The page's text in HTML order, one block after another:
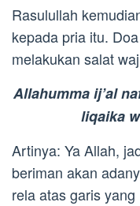
Rasulullah
kepada pria itu.
melakukan salat
Allahumma ij’al
liqaika
Artinya: Ya Allah,
beriman akan
rela atas garis